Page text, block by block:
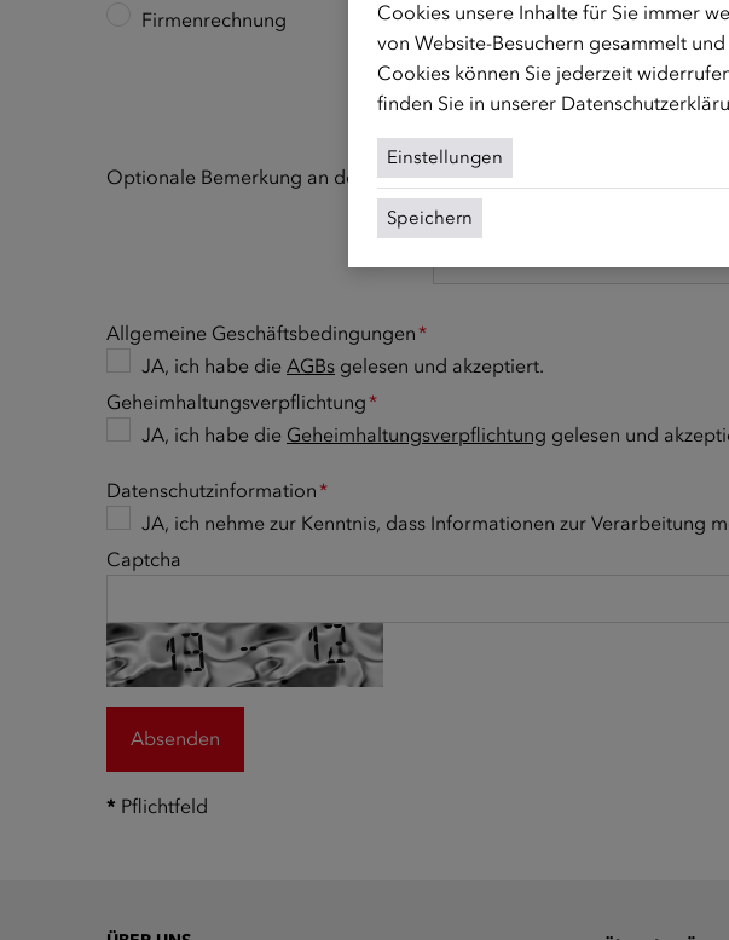
Firmenrechnung
Optionale Bemerkung an den ÖIF
Allgemeine Geschäftsbedingungen*
JA, ich habe die AGBs gelesen und akzeptiert.
Geheimhaltungsverpflichtung*
JA, ich habe die Geheimhaltungsverpflichtung gelesen und
Datenschutzinformation*
JA, ich nehme zur Kenntnis, dass Informationen zur Verarbeitung
Captcha
* Pflichtfeld
Cookies unsere Inhalte für Sie immer
von Website-Besuchern gesammelt
Cookies können Sie jederzeit
finden Sie in unserer
Einstellungen
Speichern